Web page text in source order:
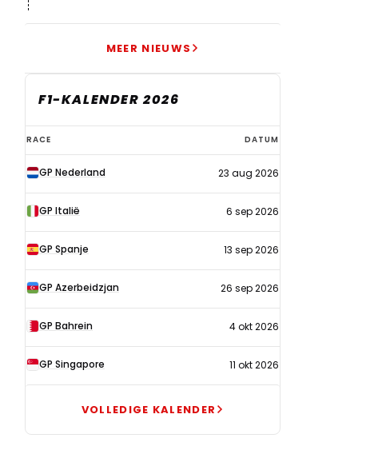
MEER NIEUWS
F1-KALENDER 2026
F1-
kalender
2026
RACE DATUM
GP Nederland 23 aug 2026
GP Italië 6 sep 2026
GP Spanje 13 sep 2026
GP Azerbeidzjan 26 sep 2026
GP Bahrein 4 okt 2026
GP Singapore 11 okt 2026
VOLLEDIGE KALENDER